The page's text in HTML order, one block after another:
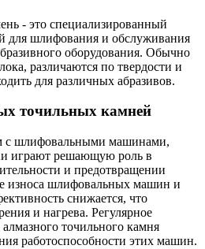
- это специализированный
для шлифования и обслуживания
оборудования. Обычно
различаются по твердости и
для различных абразивов.
точильных камней
с шлифовальными машинами,
играют решающую роль в
и предотвращении
износа шлифовальных машин и
снижается, что
и нагрева. Регулярное
точильного камня
работоспособности этих машин.